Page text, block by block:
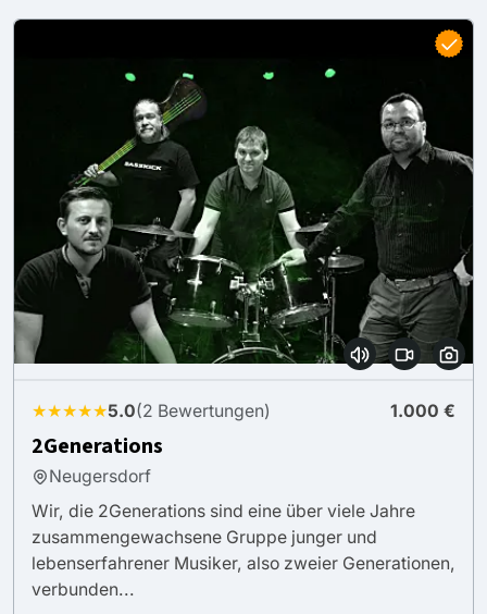
★★★★★5.0(2 Bewertungen) 1.000 €
2Generations
Neugersdorf
Wir, die 2Generations sind eine über viele Jahre
zusammengewachsene Gruppe junger und
lebenserfahrener Musiker, also zweier Generationen,
verbunden...